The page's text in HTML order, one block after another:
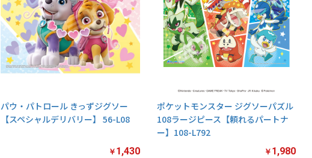
パウ・パトロール きっずジグソー
【スペシャルデリバリー】 56-L08
￥ 1,430
ポケットモンスター ジグソーパズル
108ラージピース【頼れるパートナ
ー】108-L792
￥ 1,980